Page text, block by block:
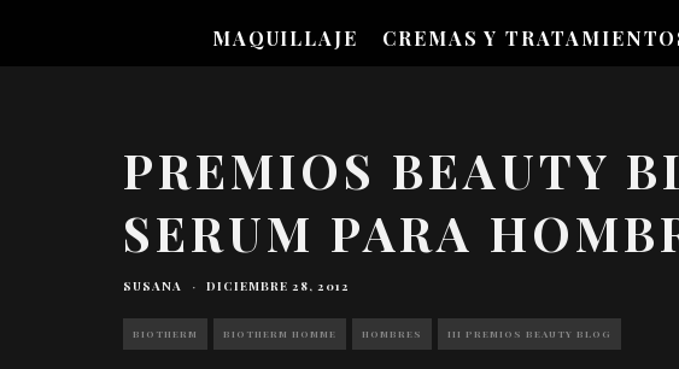
MAQUILLAJE CREMAS Y
PREMIOS BEAUTY
SERUM PARA
SUSANA · DICIEMBRE 28, 2012
BIOTHERM BIOTHERM HOMME HOMBRES III PREMIOS BEAUTY BLOG